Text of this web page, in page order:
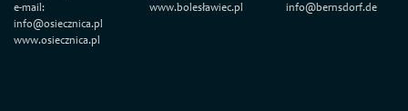
e-mail:
info@osiecznica.pl
www.osiecznica.pl
www.bolesławiec.pl
info@bernsdorf.de